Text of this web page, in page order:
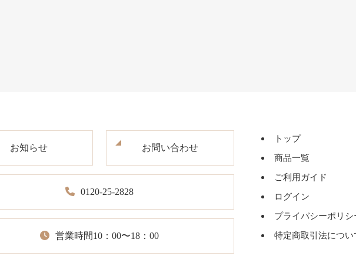
お知らせ お問い合わせ
0120-25-2828
営業時間10：00〜18：00
トップ
商品一覧
ご利用ガイド
ログイン
プライバシーポリシ
特定商取引法につい